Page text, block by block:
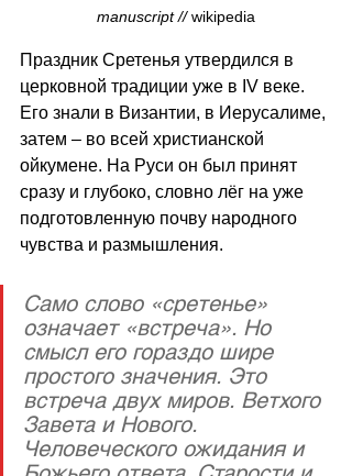
manuscript // wikipedia
Праздник Сретенья утвердился в
церковной традиции уже в IV веке.
Его знали в Византии, в Иерусалиме,
затем – во всей христианской
ойкумене. На Руси он был принят
сразу и глубоко, словно лёг на уже
подготовленную почву народного
чувства и размышления.
Само слово «сретенье»
означает «встреча». Но
смысл его гораздо шире
простого значения. Это
встреча двух миров. Ветхого
Завета и Нового.
Человеческого ожидания и